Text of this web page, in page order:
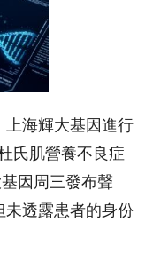
上海輝大基因進行
氏肌營養不良症
因周三發布聲
未透露患者的身份